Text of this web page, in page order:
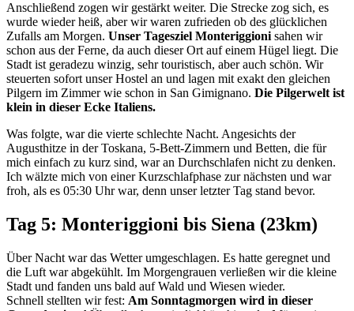
Anschließend zogen wir gestärkt weiter. Die Strecke zog sich, es
wurde wieder heiß, aber wir waren zufrieden ob des glücklichen
Zufalls am Morgen. Unser Tagesziel Monteriggioni sahen wir
schon aus der Ferne, da auch dieser Ort auf einem Hügel liegt. Die
Stadt ist geradezu winzig, sehr touristisch, aber auch schön. Wir
steuerten sofort unser Hostel an und lagen mit exakt den gleichen
Pilgern im Zimmer wie schon in San Gimignano. Die Pilgerwelt ist
klein in dieser Ecke Italiens.
Was folgte, war die vierte schlechte Nacht. Angesichts der
Augusthitze in der Toskana, 5-Bett-Zimmern und Betten, die für
mich einfach zu kurz sind, war an Durchschlafen nicht zu denken.
Ich wälzte mich von einer Kurzschlafphase zur nächsten und war
froh, als es 05:30 Uhr war, denn unser letzter Tag stand bevor.
Tag 5: Monteriggioni bis Siena (23km)
Über Nacht war das Wetter umgeschlagen. Es hatte geregnet und
die Luft war abgekühlt. Im Morgengrauen verließen wir die kleine
Stadt und fanden uns bald auf Wald und Wiesen wieder.
Schnell stellten wir fest: Am Sonntagmorgen wird in dieser